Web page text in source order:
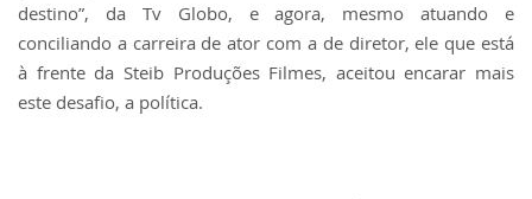
destino”, da Tv Globo, e agora, mesmo atuando e
conciliando a carreira de ator com a de diretor, ele que está
à frente da Steib Produções Filmes, aceitou encarar mais
este desafio, a política.